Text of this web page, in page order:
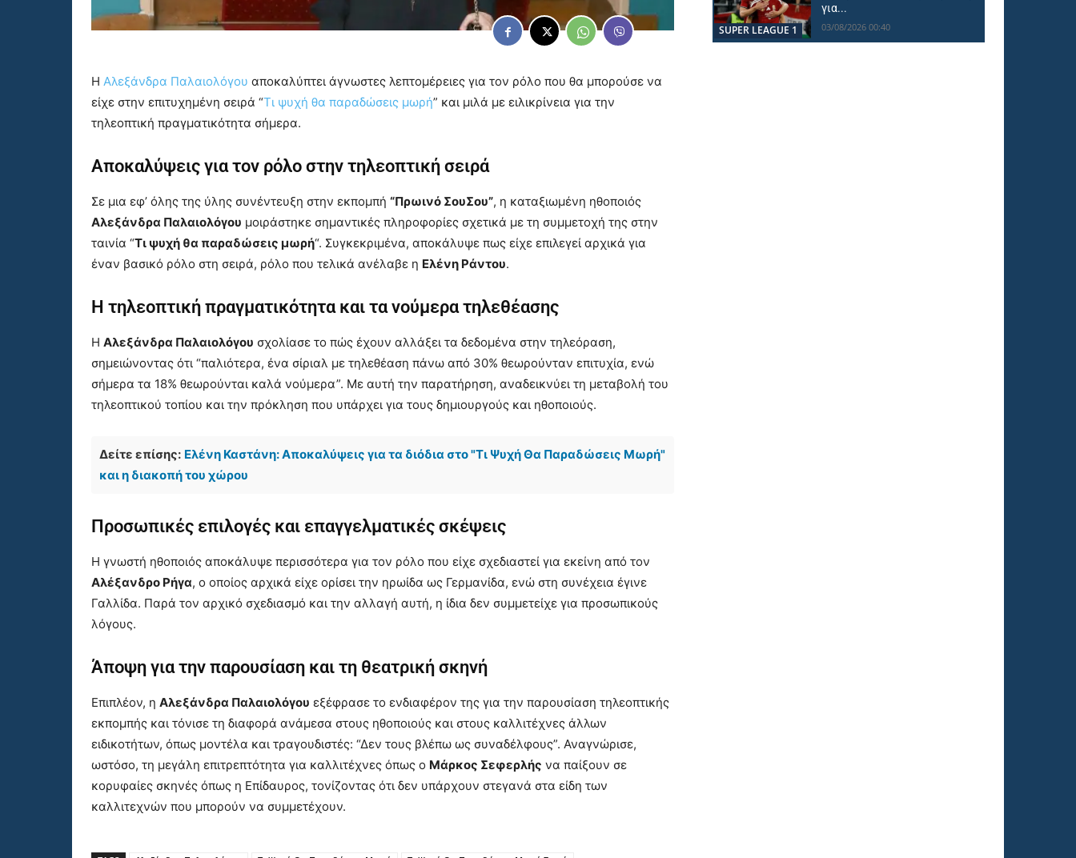
Η Αλεξάνδρα Παλαιολόγου αποκαλύπτει άγνωστες λεπτομέρειες για τον ρόλο που θα μπορούσε να
είχε στην επιτυχημένη σειρά “Τι ψυχή θα παραδώσεις μωρή” και μιλά με ειλικρίνεια για την
τηλεοπτική πραγματικότητα σήμερα.
Αποκαλύψεις για τον ρόλο στην τηλεοπτική σειρά
Σε μια εφ’ όλης της ύλης συνέντευξη στην εκπομπή “Πρωινό ΣουΣου”, η καταξιωμένη ηθοποιός
Αλεξάνδρα Παλαιολόγου μοιράστηκε σημαντικές πληροφορίες σχετικά με τη συμμετοχή της στην
ταινία “Τι ψυχή θα παραδώσεις μωρή“. Συγκεκριμένα, αποκάλυψε πως είχε επιλεγεί αρχικά για
έναν βασικό ρόλο στη σειρά, ρόλο που τελικά ανέλαβε η Ελένη Ράντου.
Η τηλεοπτική πραγματικότητα και τα νούμερα τηλεθέασης
Η Αλεξάνδρα Παλαιολόγου σχολίασε το πώς έχουν αλλάξει τα δεδομένα στην τηλεόραση,
σημειώνοντας ότι “παλιότερα, ένα σίριαλ με τηλεθέαση πάνω από 30% θεωρούνταν επιτυχία, ενώ
σήμερα τα 18% θεωρούνται καλά νούμερα”. Με αυτή την παρατήρηση, αναδεικνύει τη μεταβολή του
τηλεοπτικού τοπίου και την πρόκληση που υπάρχει για τους δημιουργούς και ηθοποιούς.
Δείτε επίσης: Ελένη Καστάνη: Αποκαλύψεις για τα διόδια στο "Τι Ψυχή Θα Παραδώσεις Μωρή"
και η διακοπή του χώρου
Προσωπικές επιλογές και επαγγελματικές σκέψεις
Η γνωστή ηθοποιός αποκάλυψε περισσότερα για τον ρόλο που είχε σχεδιαστεί για εκείνη από τον
Αλέξανδρο Ρήγα, ο οποίος αρχικά είχε ορίσει την ηρωίδα ως Γερμανίδα, ενώ στη συνέχεια έγινε
Γαλλίδα. Παρά τον αρχικό σχεδιασμό και την αλλαγή αυτή, η ίδια δεν συμμετείχε για προσωπικούς
λόγους.
Άποψη για την παρουσίαση και τη θεατρική σκηνή
Επιπλέον, η Αλεξάνδρα Παλαιολόγου εξέφρασε το ενδιαφέρον της για την παρουσίαση τηλεοπτικής
εκπομπής και τόνισε τη διαφορά ανάμεσα στους ηθοποιούς και στους καλλιτέχνες άλλων
ειδικοτήτων, όπως μοντέλα και τραγουδιστές: “Δεν τους βλέπω ως συναδέλφους”. Αναγνώρισε,
ωστόσο, τη μεγάλη επιτρεπτότητα για καλλιτέχνες όπως ο Μάρκος Σεφερλής να παίξουν σε
κορυφαίες σκηνές όπως η Επίδαυρος, τονίζοντας ότι δεν υπάρχουν στεγανά στα είδη των
καλλιτεχνών που μπορούν να συμμετέχουν.
SUPER LEAGUE 1
για...
03/08/2026 00:40